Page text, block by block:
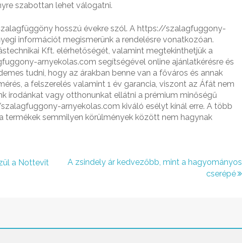
szabottan lehet válogatni.
hosszú évekre szól. A https://szalagfuggony-
információt megismerünk a rendelésre vonatkozóan.
Kft. elérhetőségét, valamint megtekinthetjük a
arnyekolas.com segítségével online ajánlatkérésre és
tudni, hogy az árakban benne van a főváros és annak
a felszerelés valamint 1 év garancia, viszont az Áfát nem
irodánkat vagy otthonunkat ellátni a prémium minőségű
arnyekolas.com kiváló esélyt kínál erre. A több
termékek semmilyen körülmények között nem hagynak
a Nottevit
A zsindely ár kedvezőbb, mint a hagyományos
cserépé